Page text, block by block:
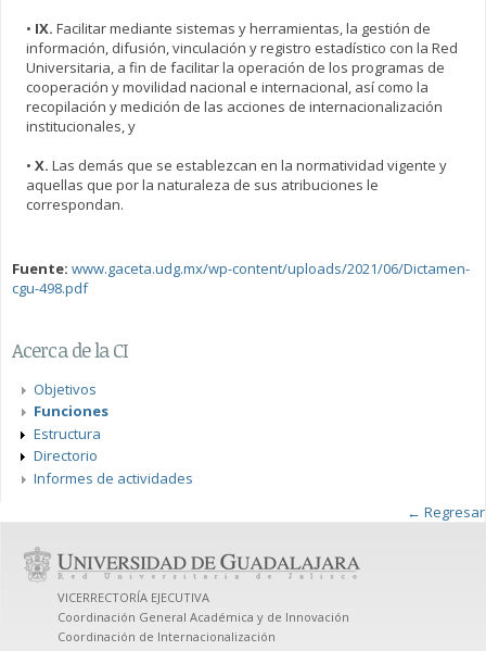
• IX. Facilitar mediante sistemas y herramientas, la gestión de
información, difusión, vinculación y registro estadístico con la Red
Universitaria, a fin de facilitar la operación de los programas de
cooperación y movilidad nacional e internacional, así como la
recopilación y medición de las acciones de internacionalización
institucionales, y
• X. Las demás que se establezcan en la normatividad vigente y
aquellas que por la naturaleza de sus atribuciones le
correspondan.
Fuente: www.gaceta.udg.mx/wp-content/uploads/2021/06/Dictamen-
cgu-498.pdf
Acerca de la CI
Objetivos
Funciones
Estructura
Directorio
Informes de actividades
← Regresar
VICERRECTORÍA EJECUTIVA
Coordinación General Académica y de Innovación
Coordinación de Internacionalización